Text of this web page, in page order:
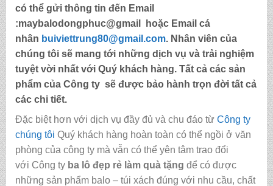
có thể gửi thông tin đến Email
:maybalodongphuc@gmail
hoặc Email cá
nhân buiviettrung80@gmail.com. Nhân viên của
chúng tôi sẽ mang tới những dịch vụ và trải nghiệm
tuyệt vời nhất với Quý khách hàng. Tất cả các sản
phẩm của Công ty sẽ được bảo hành trọn đời tất cả
các chi tiết.
Đặc biệt hơn với dịch vụ đầy đủ và chu đáo từ Công ty
chúng tôi Quý khách hàng hoàn toàn có thể ngồi ở văn
phòng của công ty mà vẫn có thể yên tâm trao đổi
với Công ty ba lô đẹp rẻ làm quà tặng để có được
những sản phẩm balo – túi xách đúng với nhu cầu, chất